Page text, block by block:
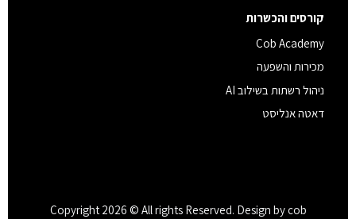
קורסים והכשרות
Cob Academy
מכירות והשפעה
ניהול רשתות בשילוב AI
דאטה אנליסט
Copyright 2026 © All rights Reserved. Design by cob